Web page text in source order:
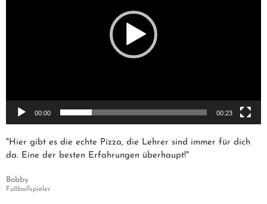
00:00 00:23
"Hier gibt es die echte Pizza, die Lehrer sind immer für dich
da. Eine der besten Erfahrungen überhaupt!"
Bobby
Fußballspieler